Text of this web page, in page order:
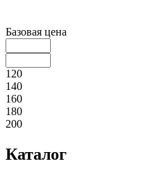
Базовая цена
120
140
160
180
200
Каталог